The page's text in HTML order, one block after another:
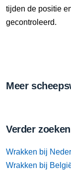
tijden de positie
gecontroleerd.
Meer
Verder zoeken
Wrakken bij
Wrakken bij